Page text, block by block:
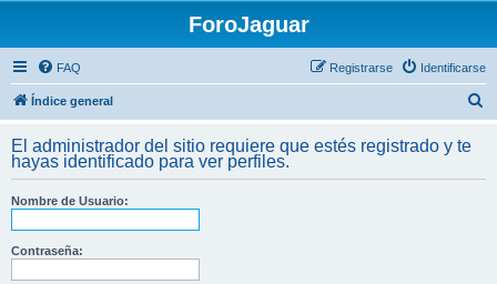
ForoJaguar
FAQ Identificarse
Registrarse
Índice general
c
El administrador del sitio requiere que estés registrado y te
hayas identificado para ver perfiles.
Nombre de Usuario:
Contraseña: